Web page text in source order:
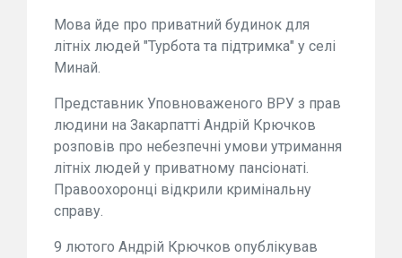
Мова йде про приватний будинок для
літніх людей "Турбота та підтримка" у селі
Минай.
Представник Уповноваженого ВРУ з прав
людини на Закарпатті Андрій Крючков
розповів про небезпечні умови утримання
літніх людей у приватному пансіонаті.
Правоохоронці відкрили кримінальну
справу.
9 лютого Андрій Крючков опублікував